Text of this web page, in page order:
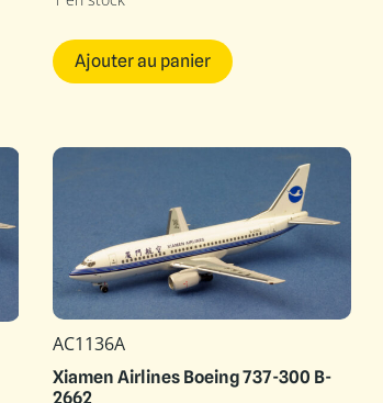
Ajouter au panier
AC1136A
Xiamen Airlines Boeing 737-300 B-
2662